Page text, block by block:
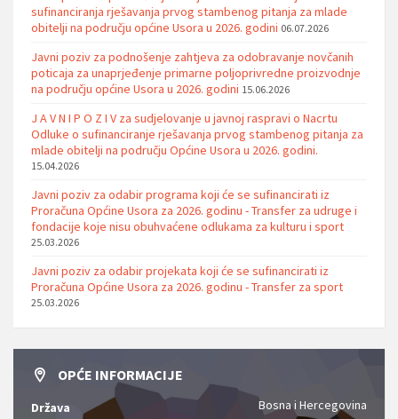
sufinanciranja rješavanja prvog stambenog pitanja za mlade
obitelji na području općine Usora u 2026. godini 06.07.2026
Javni poziv za podnošenje zahtjeva za odobravanje novčanih
poticaja za unaprjeđenje primarne poljoprivredne proizvodnje
na području općine Usora u 2026. godini 15.06.2026
J A V N I P O Z I V za sudjelovanje u javnoj raspravi o Nacrtu
Odluke o sufinanciranje rješavanja prvog stambenog pitanja za
mlade obitelji na području Općine Usora u 2026. godini.
15.04.2026
Javni poziv za odabir programa koji će se sufinancirati iz
Proračuna Općine Usora za 2026. godinu - Transfer za udruge i
fondacije koje nisu obuhvaćene odlukama za kulturu i sport
25.03.2026
Javni poziv za odabir projekata koji će se sufinancirati iz
Proračuna Općine Usora za 2026. godinu - Transfer za sport
25.03.2026
OPĆE INFORMACIJE
Država
Bosna i Hercegovina